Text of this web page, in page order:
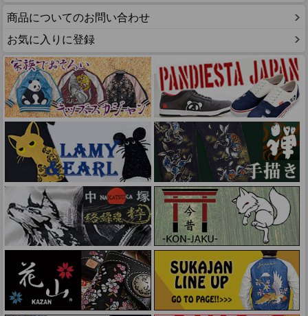
商品についてのお問い合わせ
お気に入りに登録